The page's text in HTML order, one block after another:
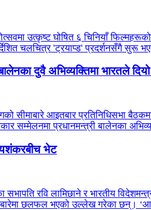
उत्कृष्ट घोषित ६ चिनियाँ
चलचित्र 'ट्रयाप्ड' प्रदर्शनसँगै सुरू
बालेनका दुवै अभिव्यक्तिमा भारतले
सीमाबारे आइतबार प्रतिनिधिसभा
सम्मेलनमा प्रधानमन्त्री बालेनका
भेट
का सभापति रवि लामिछाने र भारतीय
बारेमा छलफल भएको उल्लेख गरेका छन्।